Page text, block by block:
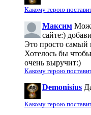
Какому герою
Максим
сайте:)
Это просто самый
Хотелось бы
очень выручит:)
Какому герою
Demonisius
Какому герою